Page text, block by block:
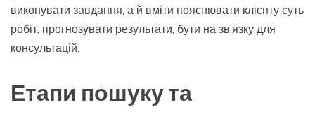
виконувати завдання, а й вміти пояснювати клієнту суть
робіт, прогнозувати результати, бути на зв’язку для
консультацій.
Етапи пошуку та